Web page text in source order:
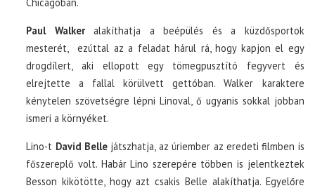
Paul Walkeralakíthatja a beépülés és a küzdősportok
mesterét, ezúttal az a feladat hárul rá, hogy kapjon el egy
drogdílert, aki ellopott egy tömegpusztító fegyvert és
elrejtette a fallal körülvett gettóban. Walker karaktere
kénytelen szövetségre lépni Linoval, ő ugyanis sokkal jobban
ismeri a környéket.
Lino-t David Belle játszhatja, az úriember az eredeti filmben is
főszereplő volt. Habár Lino szerepére többen is jelentkeztek
Besson kikötötte, hogy azt csakis Belle alakíthatja. Egyelőre